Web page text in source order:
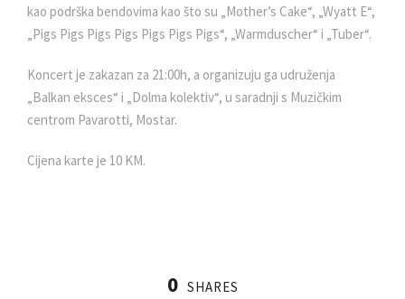
kao podrška bendovima kao što su „Mother’s Cake“, „Wyatt E“,
„Pigs Pigs Pigs Pigs Pigs Pigs Pigs“, „Warmduscher“ i „Tuber“.
Koncert je zakazan za 21:00h, a organizuju ga udruženja
„Balkan eksces“ i „Dolma kolektiv“, u saradnji s Muzičkim
centrom Pavarotti, Mostar.
Cijena karte je 10 KM.
0 SHARES